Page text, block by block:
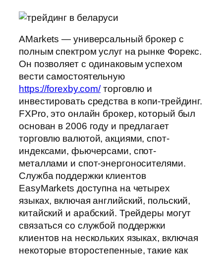
AMarkets — универсальный брокер с
полным спектром услуг на рынке Форекс.
Он позволяет с одинаковым успехом
вести самостоятельную
https://forexby.com/торговлю и
инвестировать средства в копи-трейдинг.
FXPro, это онлайн брокер, который был
основан в 2006 году и предлагает
торговлю валютой, акциями, спот-
индексами, фьючерсами, спот-
металлами и спот-энергоносителями.
Служба поддержки клиентов
EasyMarkets доступна на четырех
языках, включая английский, польский,
китайский и арабский. Трейдеры могут
связаться со службой поддержки
клиентов на нескольких языках, включая
некоторые второстепенные, такие как